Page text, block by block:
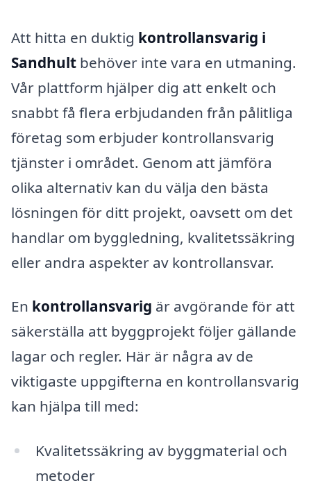
Att hitta en duktig kontrollansvarig i
Sandhult behöver inte vara en utmaning.
Vår plattform hjälper dig att enkelt och
snabbt få flera erbjudanden från pålitliga
företag som erbjuder kontrollansvarig
tjänster i området. Genom att jämföra
olika alternativ kan du välja den bästa
lösningen för ditt projekt, oavsett om det
handlar om byggledning, kvalitetssäkring
eller andra aspekter av kontrollansvar.
En kontrollansvarig är avgörande för att
säkerställa att byggprojekt följer gällande
lagar och regler. Här är några av de
viktigaste uppgifterna en kontrollansvarig
kan hjälpa till med:
Kvalitetssäkring av byggmaterial och
metoder